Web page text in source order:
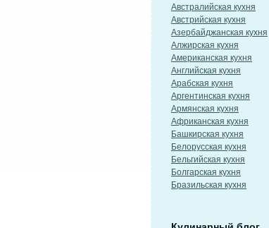
Австралийская кухня
Австрийская кухня
Азербайджанская кухня
Алжирская кухня
Американская кухня
Английская кухня
Арабская кухня
Аргентинская кухня
Армянская кухня
Африканская кухня
Башкирская кухня
Белорусская кухня
Бельгийская кухня
Болгарская кухня
Бразильская кухня